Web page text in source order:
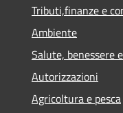
Tributi,finanze e
Ambiente
Salute, benessere
Autorizzazioni
Agricoltura e pesca